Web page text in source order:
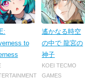
to
遙かなる時空
の中で 龍宮の
神子
KOEI TECMO
GAMES